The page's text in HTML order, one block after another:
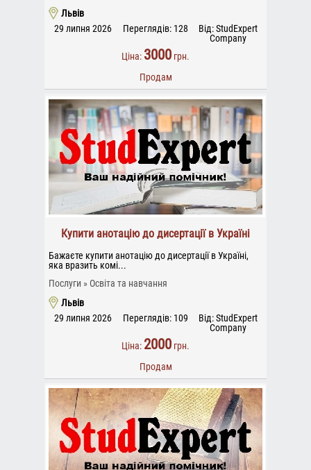
Львів
29 липня 2026
Переглядів: 128
Від: StudExpert
Company
Ціна: 3000 грн.
Продам
Купити анотацію до дисертації в Україні
Бажаєте купити анотацію до дисертації в Україні,
яка вразить комі...
Послуги
Освіта та навчання
Львів
29 липня 2026
Переглядів: 109
Від: StudExpert
Company
Ціна: 2000 грн.
Продам